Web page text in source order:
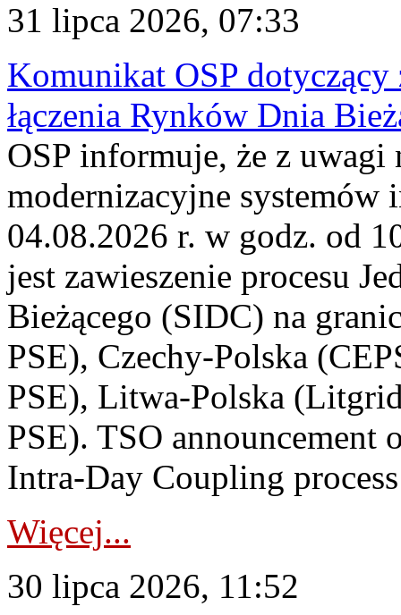
31 lipca 2026, 07:33
Komunikat OSP dotyczący
łączenia Rynków Dnia
OSP informuje, że z uwagi
modernizacyjne
04.08.2026 r. w godz. od
jest zawieszenie procesu
Bieżącego (SIDC) na
PSE), Czechy-Polska
PSE), Litwa-Polska
PSE). TSO announcement
Intra-Day Coupling
Więcej...
30 lipca 2026, 11:52